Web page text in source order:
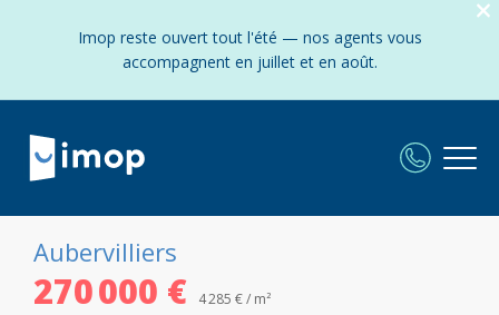
Imop reste ouvert tout l'été — nos agents vous
accompagnent en juillet et en août.
Aubervilliers
270 000 € 4 285 € / m²